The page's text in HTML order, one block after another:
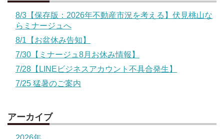
8/3【保存版：2026年不動産市況を考える】伏見桃山な
らミナージュへ
8/1【お盆休み告知】
7/30【ミナージュ8月お休み情報】
7/28【LINEビジネスアカウント不具合発生】
7/25 猛暑のご案内
アーカイブ